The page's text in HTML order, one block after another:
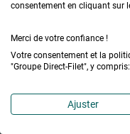
Direct-Filet.com est
filets & accessoires
consentement en cliquant sur
Merci de votre confiance !
Votre consentement et la
"Groupe Direct-Filet", y
Ajuster